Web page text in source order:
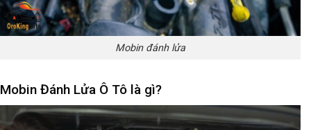
Mobin đánh lửa
Mobin Đánh Lửa Ô Tô là gì?